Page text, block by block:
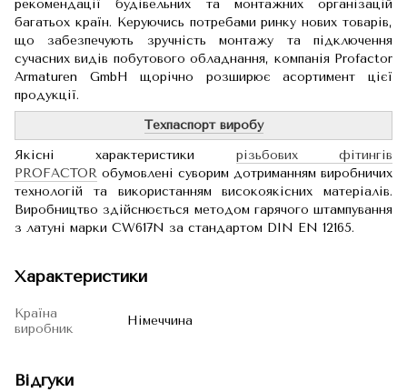
рекомендації будівельних та монтажних організацій
багатьох країн. Керуючись потребами ринку нових товарів,
що забезпечують зручність монтажу та підключення
сучасних видів побутового обладнання, компанія Profactor
Armaturen GmbH щорічно розширює асортимент цієї
продукції.
Техпаспорт виробу
Якісні характеристики різьбових фітингів
PROFACTOR обумовлені суворим дотриманням виробничих
технологій та використанням високоякісних матеріалів.
Виробництво здійснюється методом гарячого штампування
з латуні марки CW617N за стандартом DIN EN 12165.
Характеристики
Країна
виробник
Німеччина
Відгуки